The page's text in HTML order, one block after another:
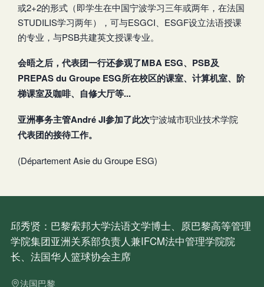
或2+2的形式（即学生在中国宁波学习三年或两年，在法国
STUDILIS学习两年），可与ESGCI、ESGF设立法语授课
的专业，与PSB共建英文授课专业。
会晤之后，代表团一行还参观了MBA ESG、 PSB及
PREPAS du Groupe ESG所在校区的课室、计算机室、阶
梯课室及咖啡、自修大厅等...
亚洲事务主管André JI参加了此次宁波城市职业技术学院
代表团的接待工作。
(Département Asie du Groupe ESG)
邱秀贤：巴黎索邦大学法语文学博士、原巴黎高等管理
学院集团亚洲关系部负责人兼IFCM法中管理学院院
长、法国华人篮球协会主席
法国巴黎